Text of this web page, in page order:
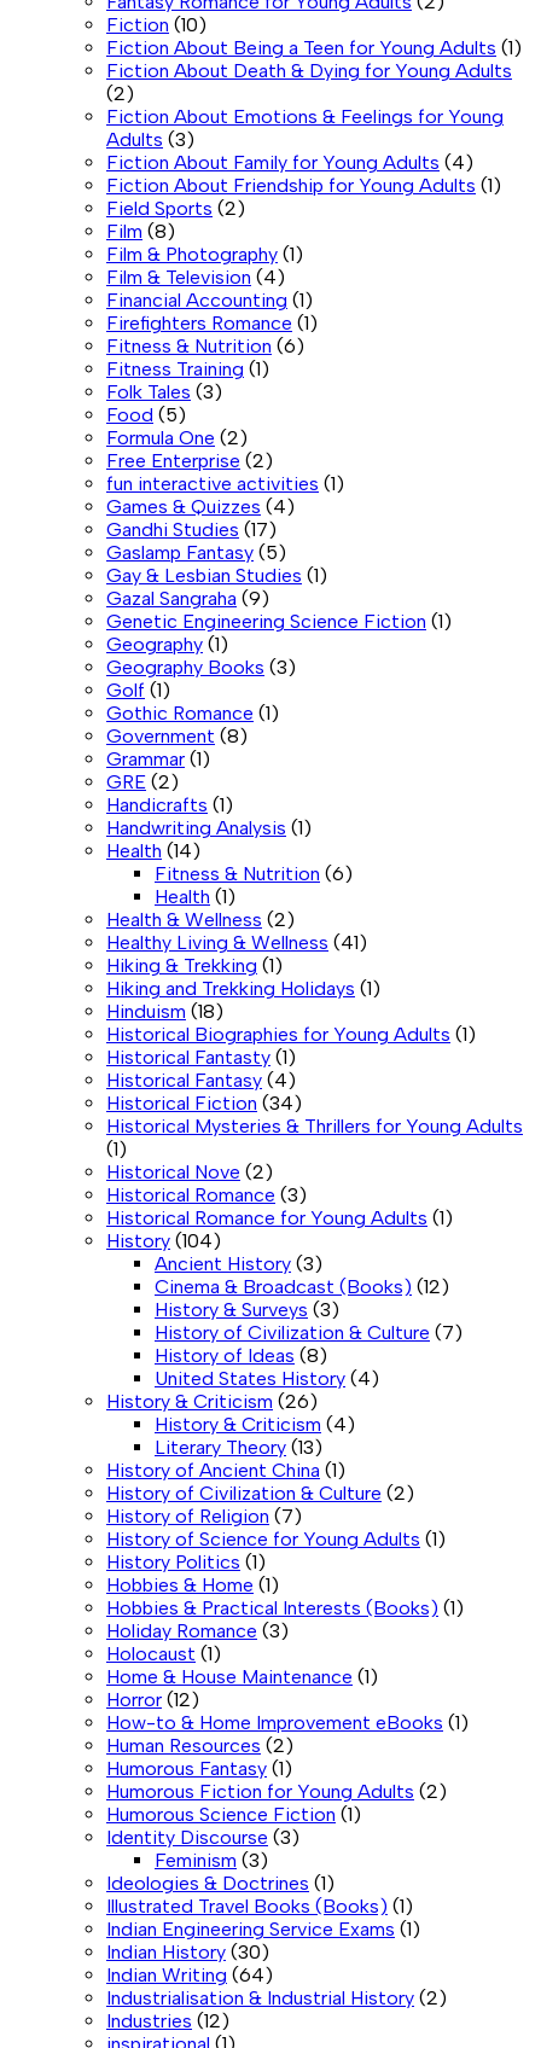
Fiction (10)
Fiction About Being a Teen for Young Adults (1)
Fiction About Death & Dying for Young Adults
(2)
Fiction About Emotions & Feelings for Young
Adults (3)
Fiction About Family for Young Adults (4)
Fiction About Friendship for Young Adults (1)
Field Sports (2)
Film (8)
Film & Photography (1)
Film & Television (4)
Financial Accounting (1)
Firefighters Romance (1)
Fitness & Nutrition (6)
Fitness Training (1)
Folk Tales (3)
Food (5)
Formula One (2)
Free Enterprise (2)
fun interactive activities (1)
Games & Quizzes (4)
Gandhi Studies (17)
Gaslamp Fantasy (5)
Gay & Lesbian Studies (1)
Gazal Sangraha (9)
Genetic Engineering Science Fiction (1)
Geography (1)
Geography Books (3)
Golf (1)
Gothic Romance (1)
Government (8)
Grammar (1)
GRE (2)
Handicrafts (1)
Handwriting Analysis (1)
Health (14)
Fitness & Nutrition (6)
Health (1)
Health & Wellness (2)
Healthy Living & Wellness (41)
Hiking & Trekking (1)
Hiking and Trekking Holidays (1)
Hinduism (18)
Historical Biographies for Young Adults (1)
Historical Fantasty (1)
Historical Fantasy (4)
Historical Fiction (34)
Historical Mysteries & Thrillers for Young Adults
(1)
Historical Nove (2)
Historical Romance (3)
Historical Romance for Young Adults (1)
History (104)
Ancient History (3)
Cinema & Broadcast (Books) (12)
History & Surveys (3)
History of Civilization & Culture (7)
History of Ideas (8)
United States History (4)
History & Criticism (26)
History & Criticism (4)
Literary Theory (13)
History of Ancient China (1)
History of Civilization & Culture (2)
History of Religion (7)
History of Science for Young Adults (1)
History Politics (1)
Hobbies & Home (1)
Hobbies & Practical Interests (Books) (1)
Holiday Romance (3)
Holocaust (1)
Home & House Maintenance (1)
Horror (12)
How-to & Home Improvement eBooks (1)
Human Resources (2)
Humorous Fantasy (1)
Humorous Fiction for Young Adults (2)
Humorous Science Fiction (1)
Identity Discourse (3)
Feminism (3)
Ideologies & Doctrines (1)
Illustrated Travel Books (Books) (1)
Indian Engineering Service Exams (1)
Indian History (30)
Indian Writing (64)
Industrialisation & Industrial History (2)
Industries (12)